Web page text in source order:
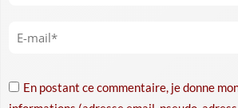
En postant ce commentaire, je donne